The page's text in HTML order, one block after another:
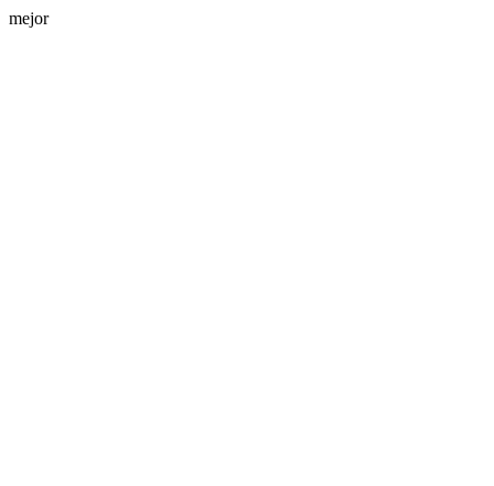
mejor